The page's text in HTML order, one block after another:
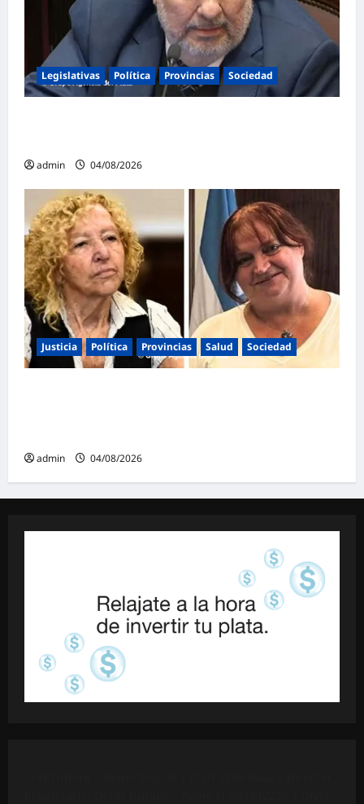
Legislativas Política Provincias Sociedad
admin 04/08/2026
Justicia Política Provincias Salud Sociedad
admin 04/08/2026